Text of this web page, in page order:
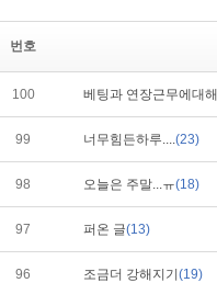
번호
100 베팅과 연장근무에대해
99 너무힘든하루....(23)
98 오늘은 주말...ㅠ(18)
97 퍼온 글(13)
96 조금더 강해지기 (19)